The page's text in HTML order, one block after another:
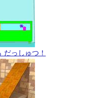
だっしゅつ！